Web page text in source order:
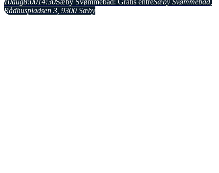
10aug8:0014:30Sæby Svømmebad: Gratis entreSæby Svømmebad
Rådhuspladsen 3, 9300 Sæby